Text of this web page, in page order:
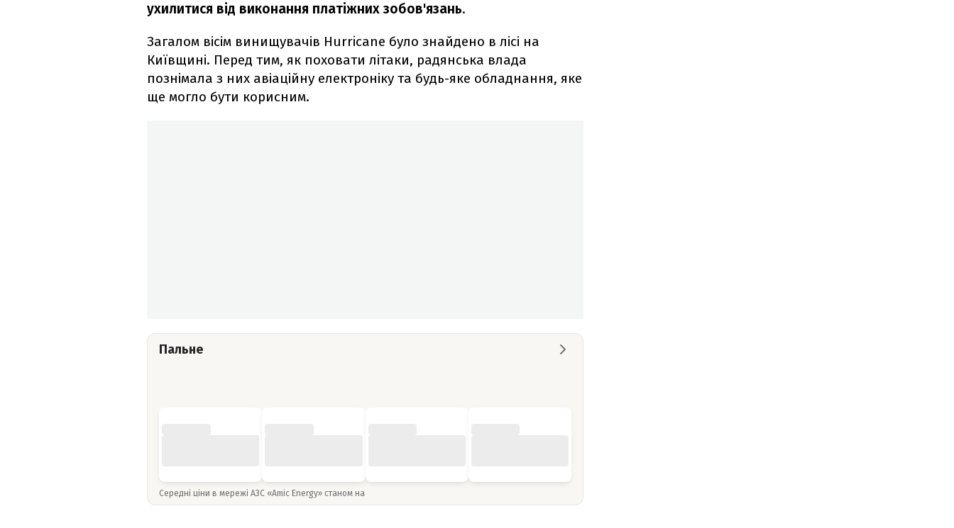
ухилитися від виконання платіжних зобов'язань.
Загалом вісім винищувачів Hurricane було знайдено в лісі на
Київщині. Перед тим, як поховати літаки, радянська влада
познімала з них авіаційну електроніку та будь-яке обладнання, яке
ще могло бути корисним.
Пальне
Середні ціни в мережі АЗС «Amic Energy» станом на